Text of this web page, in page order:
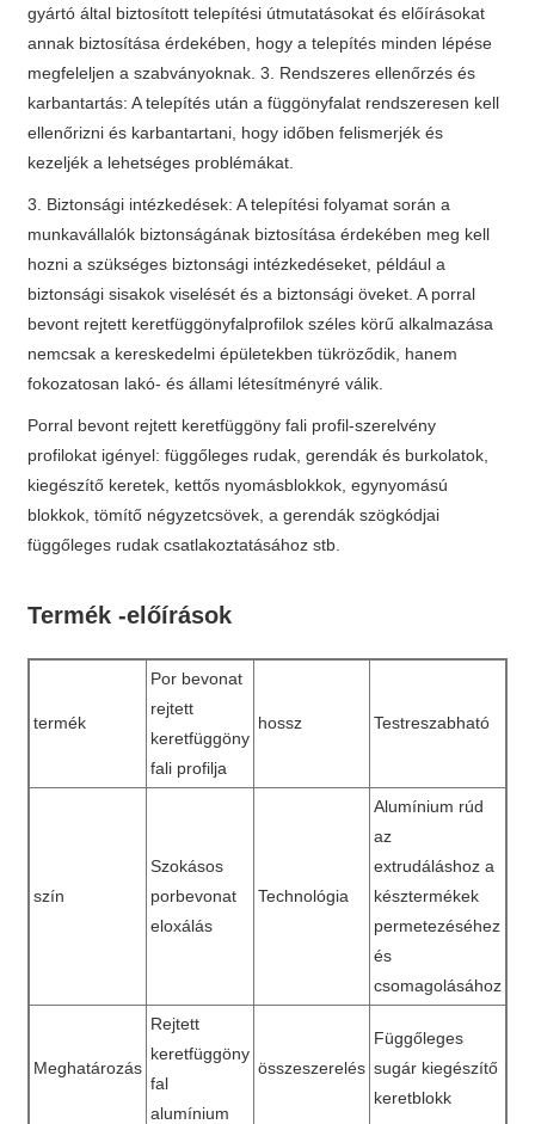
gyártó által biztosított telepítési útmutatásokat és előírásokat
annak biztosítása érdekében, hogy a telepítés minden lépése
megfeleljen a szabványoknak. 3. Rendszeres ellenőrzés és
karbantartás: A telepítés után a függönyfalat rendszeresen kell
ellenőrizni és karbantartani, hogy időben felismerjék és
kezeljék a lehetséges problémákat.
3. Biztonsági intézkedések: A telepítési folyamat során a
munkavállalók biztonságának biztosítása érdekében meg kell
hozni a szükséges biztonsági intézkedéseket, például a
biztonsági sisakok viselését és a biztonsági öveket. A porral
bevont rejtett keretfüggönyfalprofilok széles körű alkalmazása
nemcsak a kereskedelmi épületekben tükröződik, hanem
fokozatosan lakó- és állami létesítményré válik.
Porral bevont rejtett keretfüggöny fali profil-szerelvény
profilokat igényel: függőleges rudak, gerendák és burkolatok,
kiegészítő keretek, kettős nyomásblokkok, egynyomású
blokkok, tömítő négyzetcsövek, a gerendák szögkódjai
függőleges rudak csatlakoztatásához stb.
Termék -előírások
termék
Por bevonat
rejtett
keretfüggöny
fali profilja
hossz Testreszabható
szín
Szokásos
porbevonat
eloxálás
Technológia
Alumínium rúd
az
extrudáláshoz a
késztermékek
permetezéséhez
és
csomagolásához
Meghatározás
Rejtett
keretfüggöny
fal
alumínium
összeszerelés
Függőleges
sugár kiegészítő
keretblokk